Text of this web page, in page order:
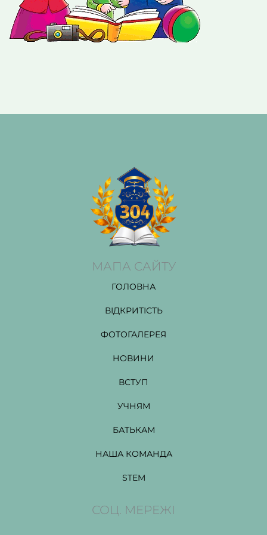
МАПА САЙТУ
ГОЛОВНА
ВІДКРИТІСТЬ
ФОТОГАЛЕРЕЯ
НОВИНИ
ВСТУП
УЧНЯМ
БАТЬКАМ
НАША КОМАНДА
STEM
СОЦ. МЕРЕЖІ